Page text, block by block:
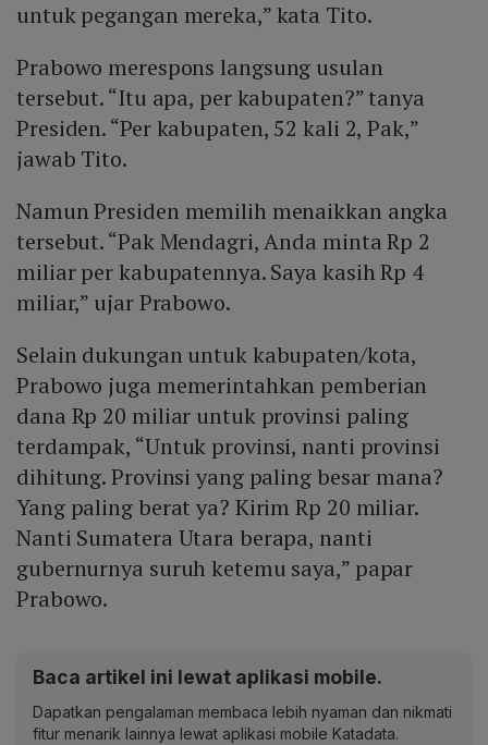
untuk pegangan mereka,” kata Tito.
Prabowo merespons langsung usulan
tersebut. “Itu apa, per kabupaten?” tanya
Presiden. “Per kabupaten, 52 kali 2, Pak,”
jawab Tito.
Namun Presiden memilih menaikkan angka
tersebut. “Pak Mendagri, Anda minta Rp 2
miliar per kabupatennya. Saya kasih Rp 4
miliar,” ujar Prabowo.
Selain dukungan untuk kabupaten/kota,
Prabowo juga memerintahkan pemberian
dana Rp 20 miliar untuk provinsi paling
terdampak, “Untuk provinsi, nanti provinsi
dihitung. Provinsi yang paling besar mana?
Yang paling berat ya? Kirim Rp 20 miliar.
Nanti Sumatera Utara berapa, nanti
gubernurnya suruh ketemu saya,” papar
Prabowo.
Baca artikel ini lewat aplikasi mobile.
Dapatkan pengalaman membaca lebih nyaman dan nikmati
fitur menarik lainnya lewat aplikasi mobile Katadata.